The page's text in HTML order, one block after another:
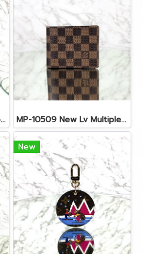
MP-10516 New Mcm Backpack Small Blue/Black Shw MP-10509 New Lv Multiple Men Wallet Damier
New